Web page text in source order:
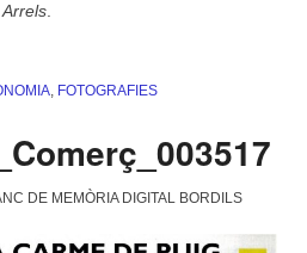
Arrels.
, FOTOGRAFIES
DE MEMÒRIA DIGITAL BORDILS